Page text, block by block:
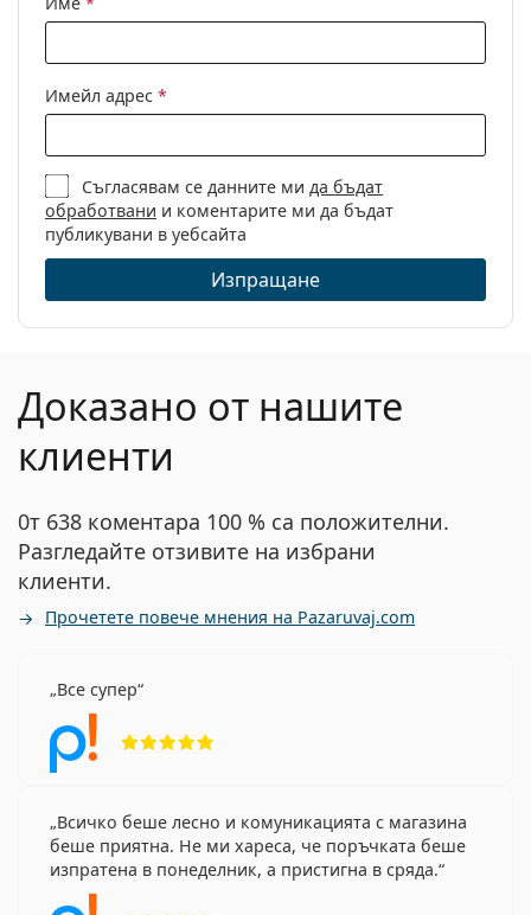
Категория:
Диоптрични очила
Марка:
Tom Ford
Код:
FT5705-B/V 020 56
Имейл адрес *
Съгласявам се данните ми да бъдат
обработвани и коментарите ми да бъдат
публикувани в уебсайта
Изпращане
Доказано от нашите
клиенти
0т 638 коментара 100 % са положителни.
Разгледайте отзивите на избрани
клиенти.
Прочетете повече мнения на Pazaruvaj.com
Все супер
Всичко беше лесно и комуникацията с магазина
беше приятна. Не ми хареса, че поръчката беше
изпратена в понеделник, а пристигна в сряда.